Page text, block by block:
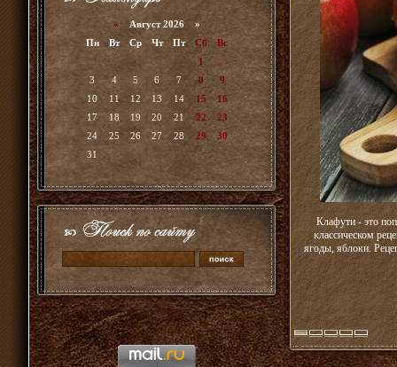
« Август 2026 »
Пн
Вт Ср Чт Пт Сб
Вс
1
2
3
4 5 6 7 8
9
10
11 12 13 14 15
16
17
18 19 20 21 22
23
24
25 26 27 28 29
30
31
Клафути - это
классическом
ягоды, яблоки.